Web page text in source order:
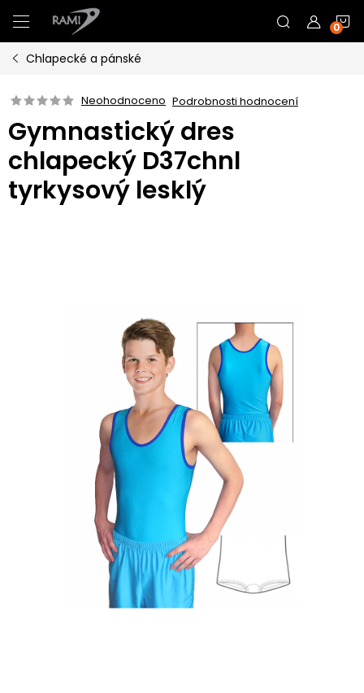
na
obsah
Chlapecké a pánské
Neohodnoceno Podrobnosti hodnocení
Gymnastický dres
chlapecký D37chnl
tyrkysový lesklý